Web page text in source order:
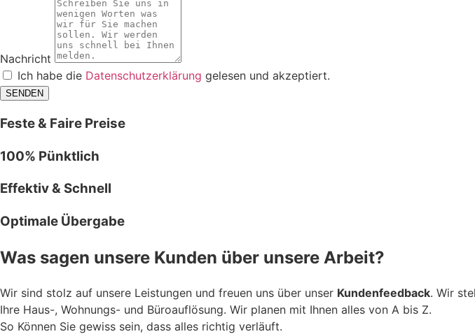
Nachricht
Ich habe die Datenschutzerklärung gelesen und akzeptiert.
SENDEN
Feste & Faire Preise
100% Pünktlich
Effektiv & Schnell
Optimale Übergabe
Was sagen unsere Kunden über unsere Arbeit?
Wir sind stolz auf unsere Leistungen und freuen uns über unser Kundenfeedback. Wir
Ihre Haus-, Wohnungs- und Büroauflösung. Wir planen mit Ihnen alles von A bis Z.
So Können Sie gewiss sein, dass alles richtig verläuft.